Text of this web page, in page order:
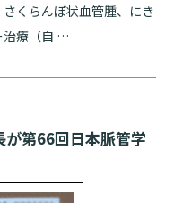
くらんぼ状血管腫、にき
治療（自 …
第66回日本脈管学